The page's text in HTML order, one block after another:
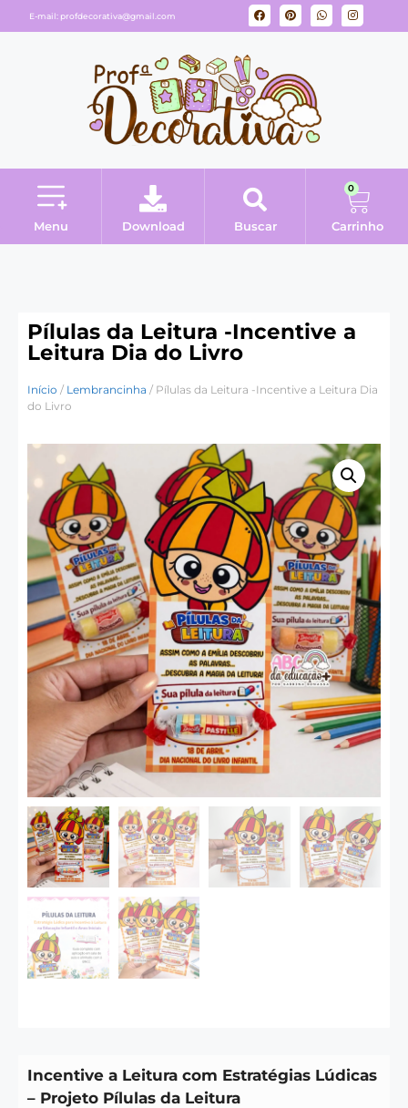
E-mail: profdecorativa@gmail.com
Menu Download Buscar
0
Carrinho
Pílulas da Leitura -Incentive a
Leitura Dia do Livro
Início / Lembrancinha / Pílulas da Leitura -Incentive a Leitura Dia
do Livro
Incentive a Leitura com Estratégias Lúdicas
– Projeto Pílulas da Leitura